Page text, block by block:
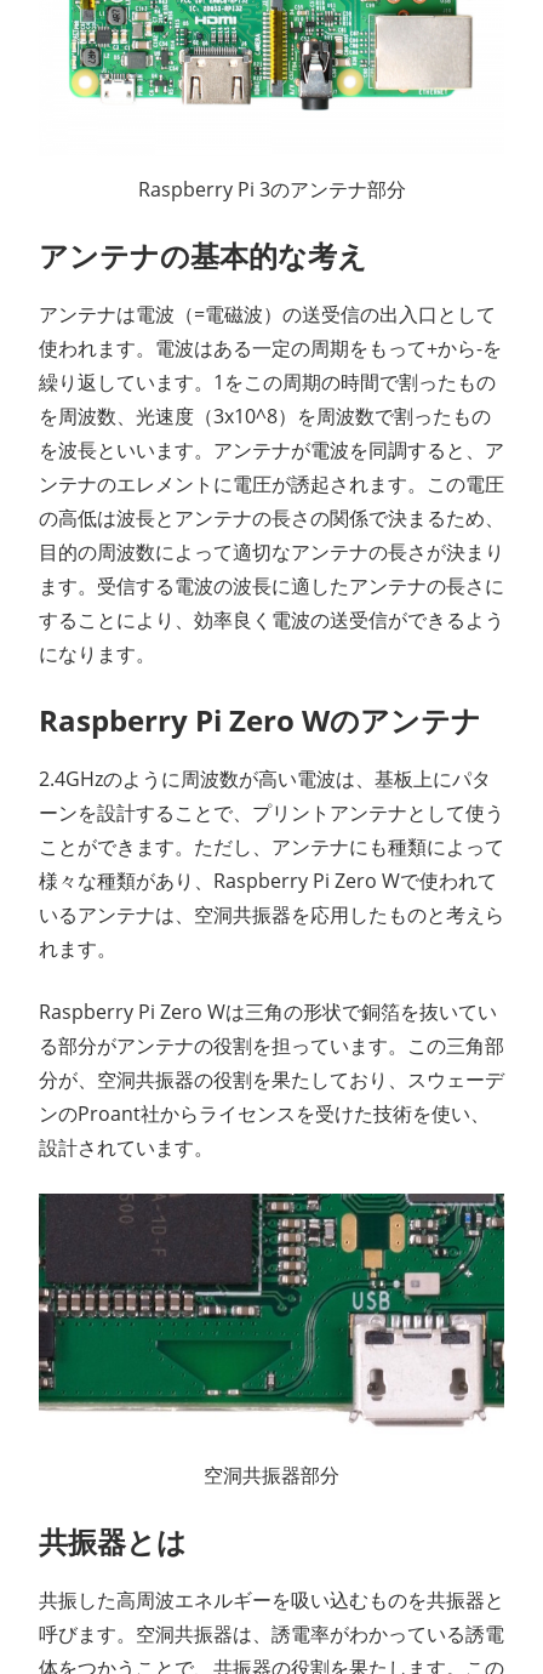
Raspberry Pi 3のアンテナ部分
アンテナの基本的な考え
アンテナは電波（=電磁波）の送受信の出入口として
使われます。電波はある一定の周期をもって+から-を
繰り返しています。1をこの周期の時間で割ったもの
を周波数、光速度（3x10^8）を周波数で割ったもの
を波長といいます。アンテナが電波を同調すると、ア
ンテナのエレメントに電圧が誘起されます。この電圧
の高低は波長とアンテナの長さの関係で決まるため、
目的の周波数によって適切なアンテナの長さが決まり
ます。受信する電波の波長に適したアンテナの長さに
することにより、効率良く電波の送受信ができるよう
になります。
Raspberry Pi Zero Wのアンテナ
2.4GHzのように周波数が高い電波は、基板上にパタ
ーンを設計することで、プリントアンテナとして使う
ことができます。ただし、アンテナにも種類によって
様々な種類があり、Raspberry Pi Zero Wで使われて
いるアンテナは、空洞共振器を応用したものと考えら
れます。
Raspberry Pi Zero Wは三角の形状で銅箔を抜いてい
る部分がアンテナの役割を担っています。この三角部
分が、空洞共振器の役割を果たしており、スウェーデ
ンのProant社からライセンスを受けた技術を使い、
設計されています。
空洞共振器部分
共振器とは
共振した高周波エネルギーを吸い込むものを共振器と
呼びます。空洞共振器は、誘電率がわかっている誘電
体をつかうことで、共振器の役割を果たします。この